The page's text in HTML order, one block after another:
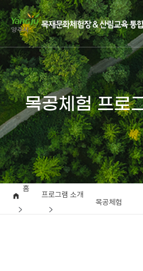
목공체험 프로
홈
프로그램 소개
목공체험